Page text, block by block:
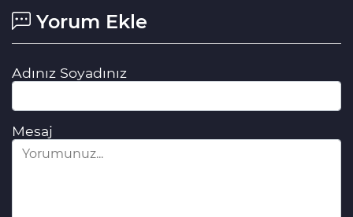
Yorum Ekle
Adınız Soyadınız
Mesaj